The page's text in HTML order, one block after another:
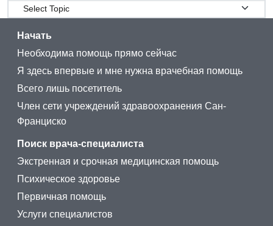
Update Topics
Начать
Необходима помощь прямо сейчас
Я здесь впервые и мне нужна врачебная помощь
Всего лишь посетитель
Член сети учреждений здравоохранения Сан-
Франциско
Поиск врача-специалиста
Экстренная и срочная медицинская помощь
Психическое здоровье
Первичная помощь
Услуги специалистов